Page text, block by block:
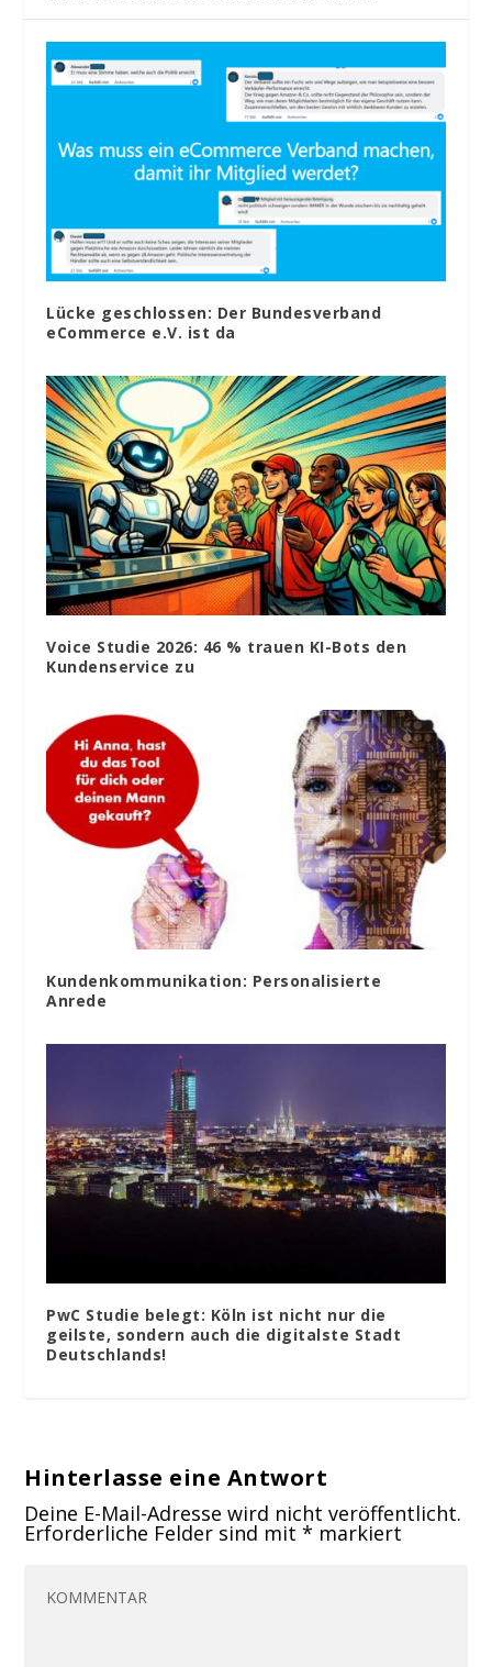
Lücke geschlossen: Der Bundesverband
eCommerce e.V. ist da
Voice Studie 2026: 46 % trauen KI-Bots den
Kundenservice zu
Kundenkommunikation: Personalisierte
Anrede
PwC Studie belegt: Köln ist nicht nur die
geilste, sondern auch die digitalste Stadt
Deutschlands!
Hinterlasse eine Antwort
Deine E-Mail-Adresse wird nicht veröffentlicht.
Erforderliche Felder sind mit* markiert